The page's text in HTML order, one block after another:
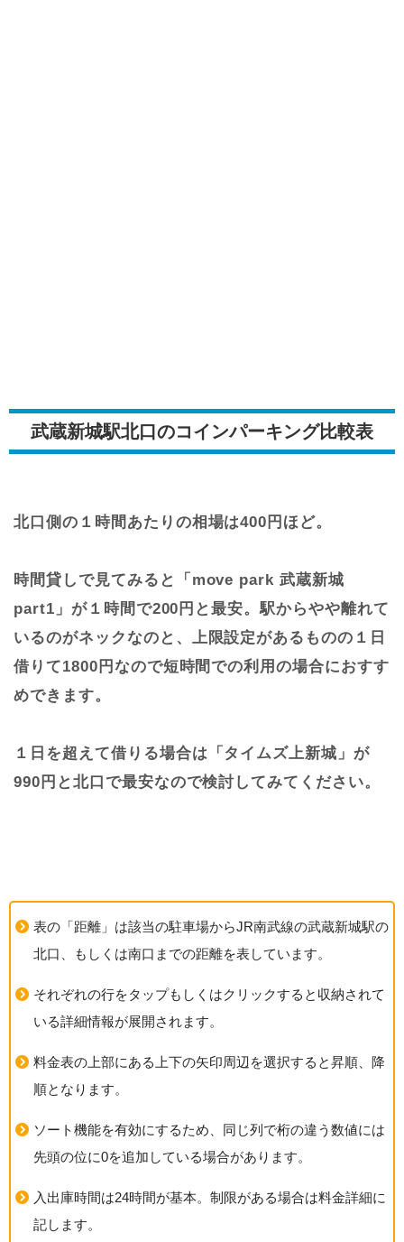
武蔵新城駅北口のコインパーキング比較表
北口側の１時間あたりの相場は400円ほど。
時間貸しで見てみると「move park 武蔵新城
part1」が１時間で200円と最安。駅からやや離れて
いるのがネックなのと、上限設定があるものの１日
借りて1800円なので短時間での利用の場合におすす
めできます。
１日を超えて借りる場合は「タイムズ上新城」が
990円と北口で最安なので検討してみてください。
表の「距離」は該当の駐車場からJR南武線の武蔵新城駅の
北口、もしくは南口までの距離を表しています。
それぞれの行をタップもしくはクリックすると収納されて
いる詳細情報が展開されます。
料金表の上部にある上下の矢印周辺を選択すると昇順、降
順となります。
ソート機能を有効にするため、同じ列で桁の違う数値には
先頭の位に0を追加している場合があります。
入出庫時間は24時間が基本。制限がある場合は料金詳細に
記します。